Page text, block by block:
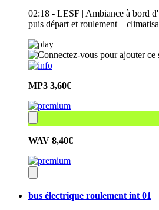
02:18 - LESF | Ambiance à bord
puis départ et roulement –
MP3 3,60€
WAV 8,40€
bus électrique roulement int 01